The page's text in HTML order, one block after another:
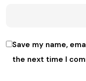
Save my name,
the next time I